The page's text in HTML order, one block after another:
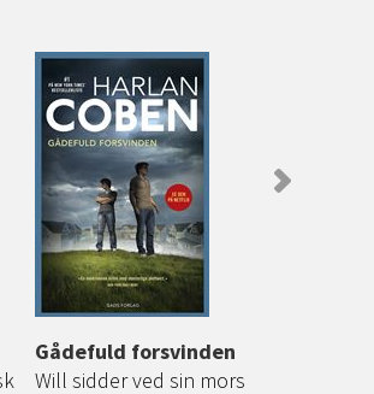
Gådefuld forsvinden
Will sidder ved sin mors